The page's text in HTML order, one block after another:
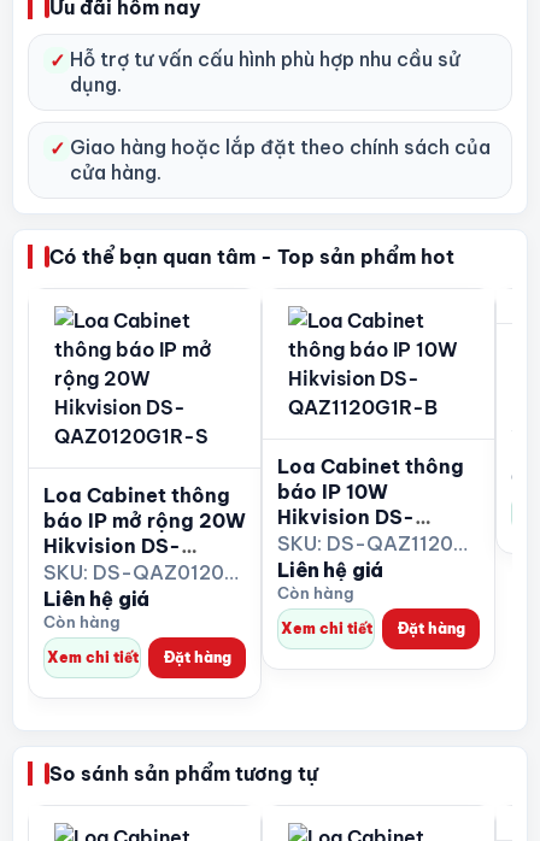
55GB).
Hỗ trợ âm thanh đàm thoại 2 chiều.
Hỗ trợ NTP Timing, Broadcast.
Hỗ trợ phần mềm: Hik-Connect, ivms/4200,
HikCentral Professional, Hik-Partner Pro, NVR,
MileStone.
Nguồn cấp: 24V DC/2.5A.
Màu sắc: Trắng (DS-QAZ1120G1R-B)/ Đen (DS-
QAZ1120G1R-B/Black).
Thông tin liên hệ:
CÔNG TY TNHH ĐẦU TƯ CÔNG NGHỆ TRƯỜNG THỊNH
Địa chỉ:14 Trịnh Lỗi, P. Phú Thọ Hoà, TP. Hồ Chí Minh
Điện thoại:(028) 38 101 698 – 0911 28 78 98
Email: truongthinhtelecom@gmail.com
Website:https://camerahikvision.vn/
Ưu đãi hôm nay
✓ Hỗ trợ tư vấn cấu hình phù hợp nhu cầu sử
dụng.
✓ Giao hàng hoặc lắp đặt theo chính sách của
cửa hàng.
Có thể bạn quan tâm - Top sản phẩm hot
Loa Cabinet thông
báo IP mở rộng 20W
Hikvision DS-
QAZ0120G1R-S
SKU: DS-QAZ0120G1R-S
Liên hệ giá
Còn hàng
Xem chi tiết Đặt hàng
Loa Cabinet thông
báo IP 10W
Hikvision DS-
QAZ1120G1R-B
SKU: DS-QAZ1120G1R-B
Liên hệ giá
Còn hàng
Xem chi tiết Đặt hàng
So sánh sản phẩm tương tự